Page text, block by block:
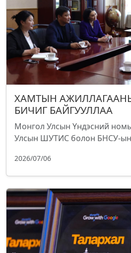
ХАМТЫН
БИЧИГ БАЙГУУЛЛАА
Монгол Улсын Үндэсний
Улсын ШУТИС болон БНСУ-ын
2026/07/06